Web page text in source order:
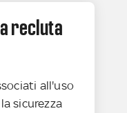
recluta
all'uso
sicurezza